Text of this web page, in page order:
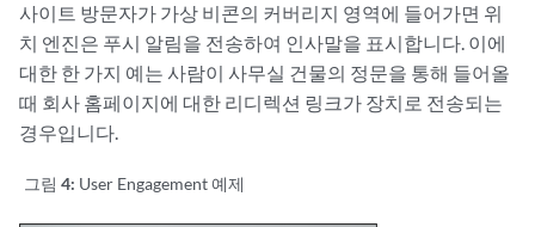
사이트 방문자가 가상 비콘의 커버리지 영역에 들어가면 위
치 엔진은 푸시 알림을 전송하여 인사말을 표시합니다. 이에
대한 한 가지 예는 사람이 사무실 건물의 정문을 통해 들어올
때 회사 홈페이지에 대한 리디렉션 링크가 장치로 전송되는
경우입니다.
그림 4: User Engagement 예제